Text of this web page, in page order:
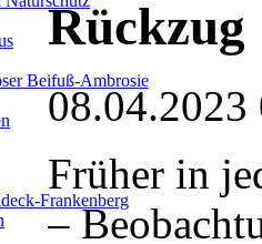
Beifuß-Ambrosie
Frankenberg
Rückzug
08.04.2023
Früher in
–